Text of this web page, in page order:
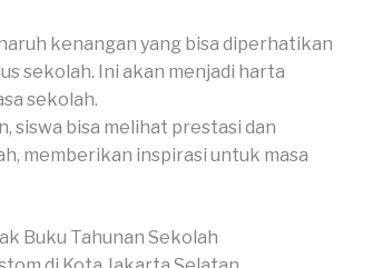
kenangan yang bisa diperhatikan
sekolah. Ini akan menjadi harta
sekolah.
siswa bisa melihat prestasi dan
memberikan inspirasi untuk masa
Buku Tahunan Sekolah